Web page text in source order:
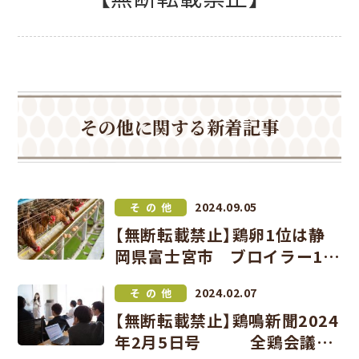
その他に関する新着記事
その他 2024.09.05
【無断転載禁止】鶏卵1位は静
岡県富士宮市 ブロイラー1位
町村別産出額
その他 2024.02.07
【無断転載禁止】鶏鳴新聞2024
年2月5日号 全鶏会議が